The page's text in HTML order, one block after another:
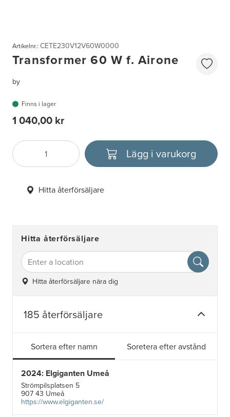
Artikelnr.: CETE230V12V60W0000
Transformer 60 W f. Airone
by
Finns i lager
1 040,00 kr
Antal
Välj enhet Lägg i varukorg
Hitta återförsäljare
Hitta återförsäljare
Hitta återförsäljare nära dig
185 återförsäljare
Sortera efter namn Soretera efter avstånd
2024: Elgiganten Umeå
Strömpilsplatsen 5
907 43 Umeå
https://www.elgiganten.se/